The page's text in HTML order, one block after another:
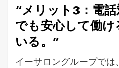
“メリット3：電
でも安心して働
いる。”
イーサロングループで